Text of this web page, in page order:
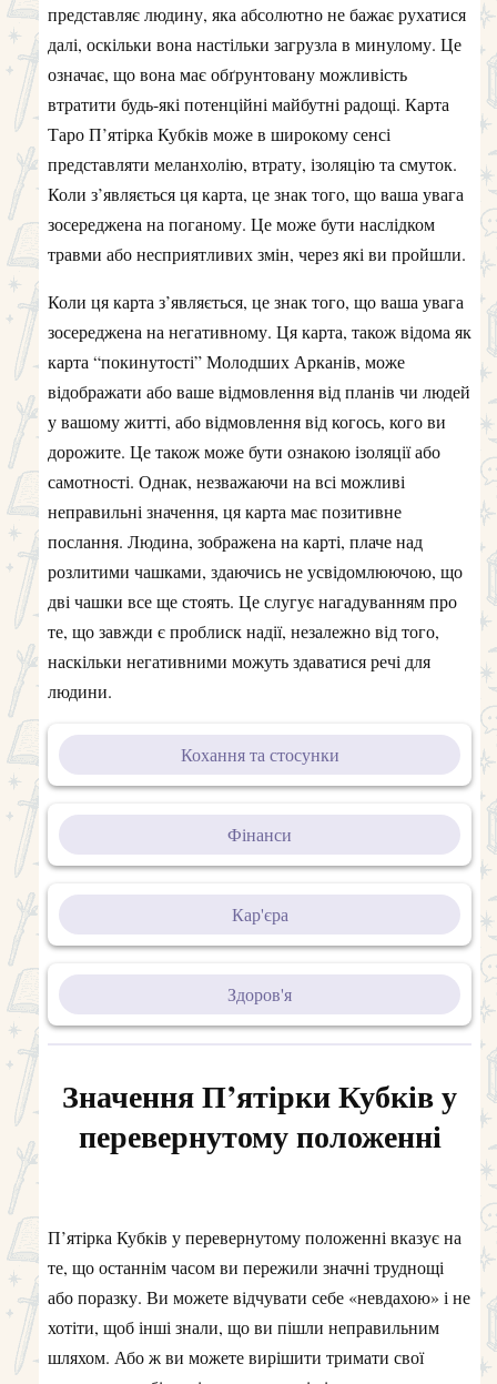
представляє людину, яка абсолютно не бажає рухатися
далі, оскільки вона настільки загрузла в минулому. Це
означає, що вона має обґрунтовану можливість
втратити будь-які потенційні майбутні радощі. Карта
Таро П’ятірка Кубків може в широкому сенсі
представляти меланхолію, втрату, ізоляцію та смуток.
Коли з’являється ця карта, це знак того, що ваша увага
зосереджена на поганому. Це може бути наслідком
травми або несприятливих змін, через які ви пройшли.
Коли ця карта з’являється, це знак того, що ваша увага
зосереджена на негативному. Ця карта, також відома як
карта “покинутості” Молодших Арканів, може
відображати або ваше відмовлення від планів чи людей
у вашому житті, або відмовлення від когось, кого ви
дорожите. Це також може бути ознакою ізоляції або
самотності. Однак, незважаючи на всі можливі
неправильні значення, ця карта має позитивне
послання. Людина, зображена на карті, плаче над
розлитими чашками, здаючись не усвідомлюючою, що
дві чашки все ще стоять. Це слугує нагадуванням про
те, що завжди є проблиск надії, незалежно від того,
наскільки негативними можуть здаватися речі для
людини.
Кохання та стосунки
Фінанси
Кар'єра
Здоров'я
Значення П’ятірки Кубків у
перевернутому положенні
П’ятірка Кубків у перевернутому положенні вказує на
те, що останнім часом ви пережили значні труднощі
або поразку. Ви можете відчувати себе «невдахою» і не
хотіти, щоб інші знали, що ви пішли неправильним
шляхом. Або ж ви можете вирішити тримати свої